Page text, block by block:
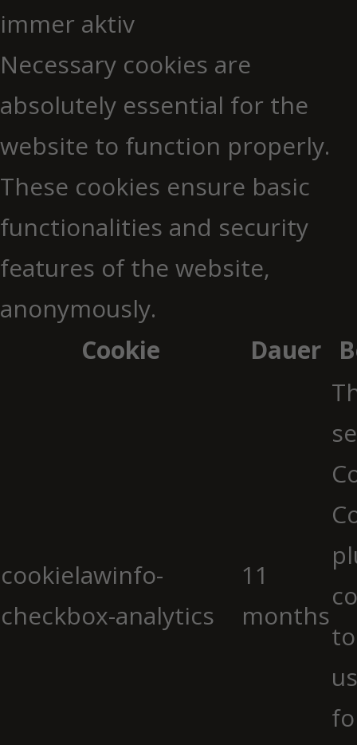
immer aktiv
Necessary cookies are
absolutely essential for the
website to function properly.
These cookies ensure basic
functionalities and security
features of the website,
anonymously.
Cookie
Dauer
cookielawinfo-
checkbox-analytics
11
months